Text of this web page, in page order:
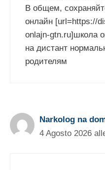
В общем,
онлайн [url=https://
onlajn-gtn.ru]школа
на дистант
родителям
Narkolog na
4 Agosto 2026